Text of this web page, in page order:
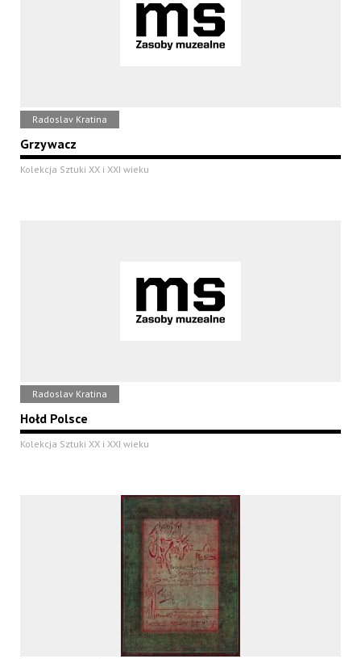
Radoslav Kratina
Grzywacz
Kolekcja Sztuki XX i XXI wieku
Radoslav Kratina
Hołd Polsce
Kolekcja Sztuki XX i XXI wieku